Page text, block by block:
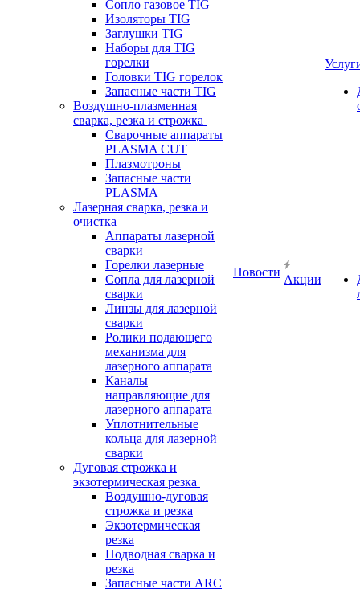
Сопло газовое TIG
Изоляторы TIG
Заглушки TIG
Наборы для TIG
горелки
Головки TIG горелок
Запасные части TIG
Воздушно-плазменная
сварка, резка и строжка
Сварочные аппараты
PLASMA CUT
Плазмотроны
Запасные части
PLASMA
Лазерная сварка, резка и
очистка
Аппараты лазерной
сварки
Горелки лазерные
Сопла для лазерной
сварки
Линзы для лазерной
сварки
Ролики подающего
механизма для
лазерного аппарата
Каналы
направляющие для
лазерного аппарата
Уплотнительные
кольца для лазерной
сварки
Дуговая строжка и
экзотермическая резка
Воздушно-дуговая
строжка и резка
Экзотермическая
резка
Подводная сварка и
резка
Запасные части ARC
Новости
Акции